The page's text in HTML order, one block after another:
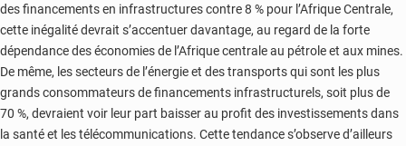
des financements en infrastructures contre 8 % pour l’Afrique Centrale,
cette inégalité devrait s’accentuer davantage, au regard de la forte
dépendance des économies de l’Afrique centrale au pétrole et aux mines.
De même, les secteurs de l’énergie et des transports qui sont les plus
grands consommateurs de financements infrastructurels, soit plus de
70 %, devraient voir leur part baisser au profit des investissements dans
la santé et les télécommunications. Cette tendance s’observe d’ailleurs